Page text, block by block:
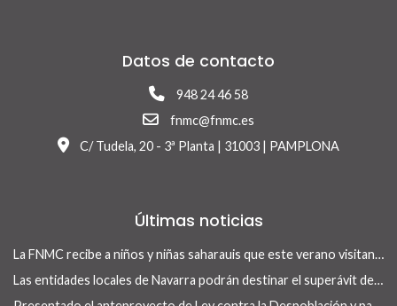
Datos de contacto
948 24 46 58
fnmc@fnmc.es
C/ Tudela, 20 - 3ª Planta | 31003 | PAMPLONA
Últimas noticias
La FNMC recibe a niños y niñas saharauis que este verano visitan Navarra con el programa Vacaciones en Paz
Las entidades locales de Navarra podrán destinar el superávit de 2025 a inversiones financieramente sostenibles tras la aprobación del Real Decreto-ley 13/2026